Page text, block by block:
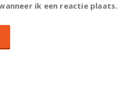
ik een reactie plaats.